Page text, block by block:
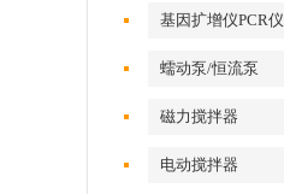
基因扩增仪PCR仪
蠕动泵/恒流泵
磁力搅拌器
电动搅拌器